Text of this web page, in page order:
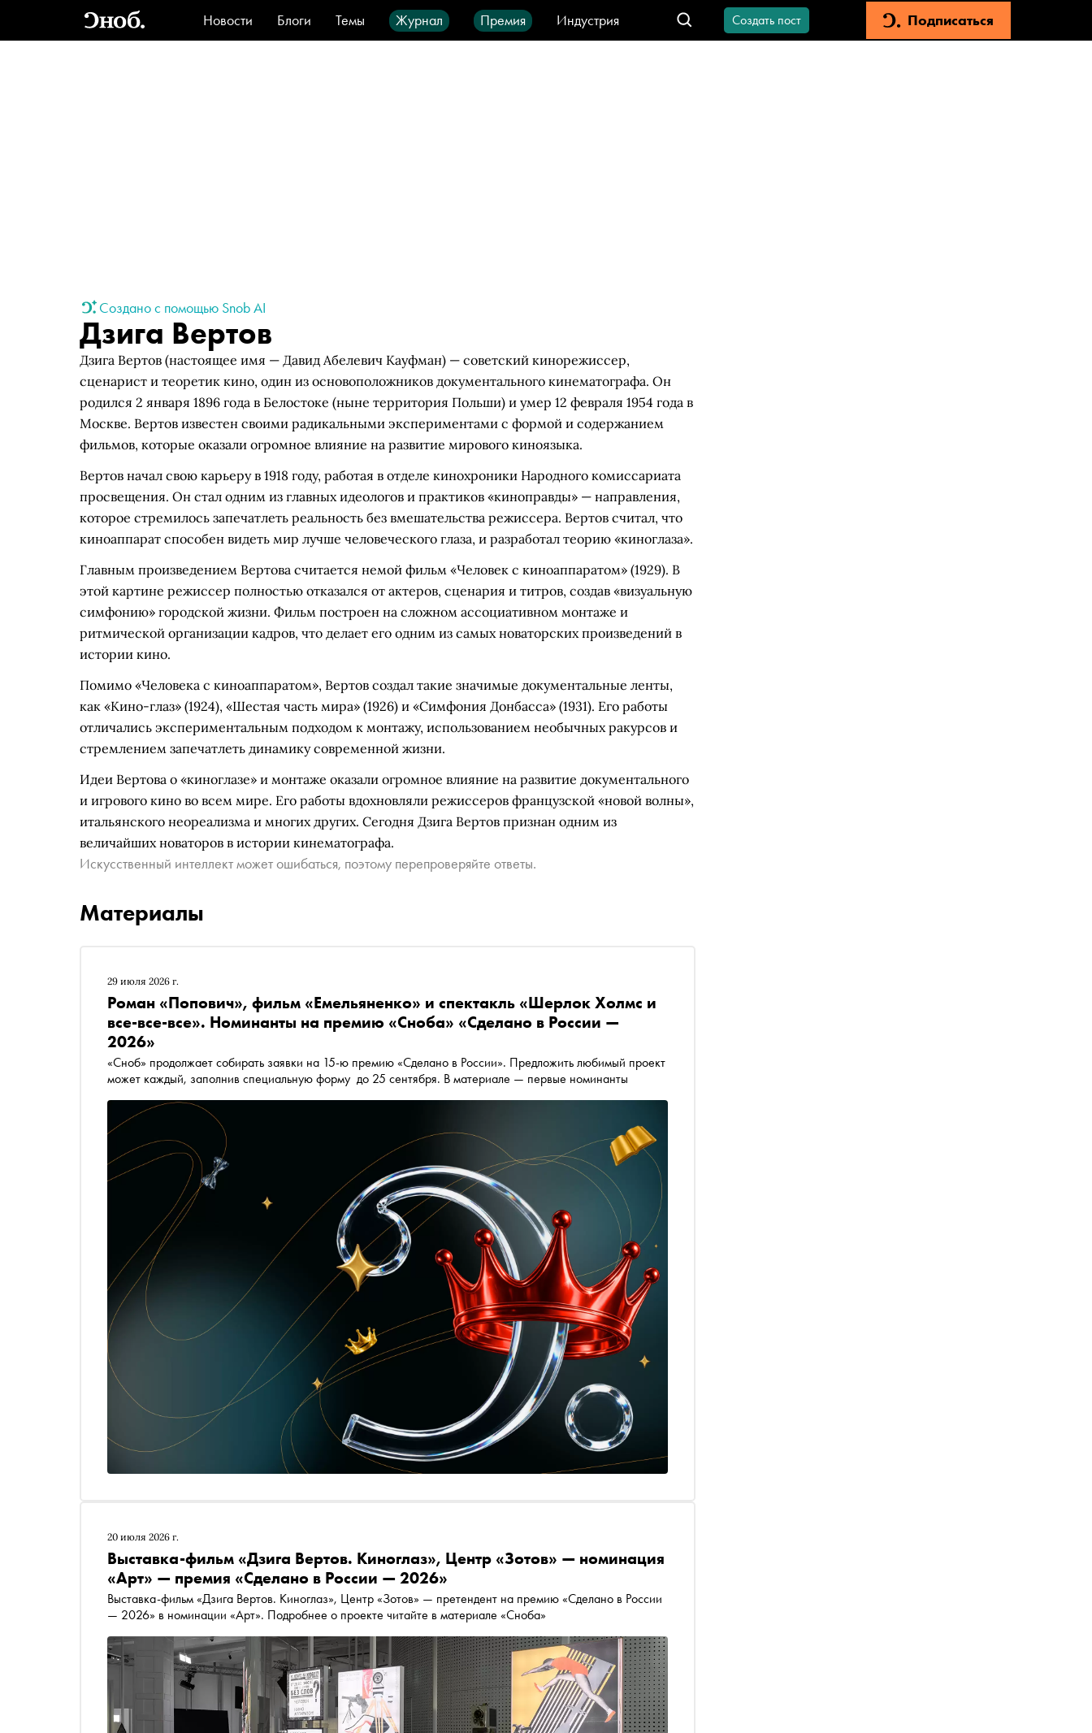
Новости Блоги Темы Журнал Премия
Индустрия
Стиль
Видео Город IT-продукты
Создать пост Подписаться
Создано с помощью Snob AI
Дзига Вертов
Дзига Вертов (настоящее имя — Давид Абелевич Кауфман) — советский кинорежиссер,
сценарист и теоретик кино, один из основоположников документального кинематографа. Он
родился 2 января 1896 года в Белостоке (ныне территория Польши) и умер 12 февраля 1954 года в
Москве. Вертов известен своими радикальными экспериментами с формой и содержанием
фильмов, которые оказали огромное влияние на развитие мирового киноязыка.
Вертов начал свою карьеру в 1918 году, работая в отделе кинохроники Народного комиссариата
просвещения. Он стал одним из главных идеологов и практиков «киноправды» — направления,
которое стремилось запечатлеть реальность без вмешательства режиссера. Вертов считал, что
киноаппарат способен видеть мир лучше человеческого глаза, и разработал теорию «киноглаза».
Главным произведением Вертова считается немой фильм «Человек с киноаппаратом» (1929). В
этой картине режиссер полностью отказался от актеров, сценария и титров, создав «визуальную
симфонию» городской жизни. Фильм построен на сложном ассоциативном монтаже и
ритмической организации кадров, что делает его одним из самых новаторских произведений в
истории кино.
Помимо «Человека с киноаппаратом», Вертов создал такие значимые документальные ленты,
как «Кино-глаз» (1924), «Шестая часть мира» (1926) и «Симфония Донбасса» (1931). Его работы
отличались экспериментальным подходом к монтажу, использованием необычных ракурсов и
стремлением запечатлеть динамику современной жизни.
Идеи Вертова о «киноглазе» и монтаже оказали огромное влияние на развитие документального
и игрового кино во всем мире. Его работы вдохновляли режиссеров французской «новой волны»,
итальянского неореализма и многих других. Сегодня Дзига Вертов признан одним из
величайших новаторов в истории кинематографа.
Искусственный интеллект может ошибаться, поэтому перепроверяйте ответы.
Материалы
29 июля 2026 г.
Роман «Попович», фильм «Емельяненко» и спектакль «Шерлок Холмс и
все-все-все». Номинанты на премию «Сноба» «Сделано в России —
2026»
«Сноб» продолжает собирать заявки на 15-ю премию «Сделано в России». Предложить любимый проект
может каждый, заполнив специальную форму до 25 сентября. В материале — первые номинанты
20 июля 2026 г.
Выставка-фильм «Дзига Вертов. Киноглаз», Центр «Зотов» — номинация
«Арт» — премия «Сделано в России — 2026»
Выставка-фильм «Дзига Вертов. Киноглаз», Центр «Зотов» — претендент на премию «Сделано в России
— 2026» в номинации «Арт». Подробнее о проекте читайте в материале «Сноба»